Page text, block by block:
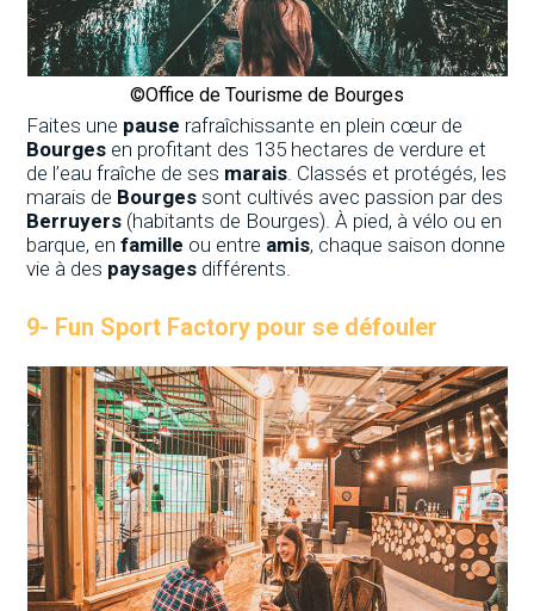
©Office de Tourisme de Bourges
Faites une pause rafraîchissante en plein cœur de
Bourges en profitant des 135 hectares de verdure et
de l’eau fraîche de ses marais . Classés et protégés, les
marais de Bourges sont cultivés avec passion par des
Berruyers (habitants de Bourges). À pied, à vélo ou en
barque, enfamille ou entre amis, chaque saison donne
vie à des paysages différents.
9- Fun Sport Factory pour se défouler